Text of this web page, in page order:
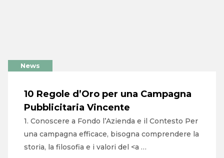
News
10 Regole d’Oro per una Campagna
Pubblicitaria Vincente
1. Conoscere a Fondo l’Azienda e il Contesto Per
una campagna efficace, bisogna comprendere la
storia, la filosofia e i valori del <a …